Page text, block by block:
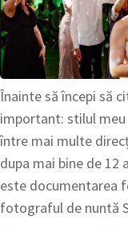
Înainte să începi să
important: stilul
între mai multe
dupa mai bine de
este documentarea
fotograful de nuntă